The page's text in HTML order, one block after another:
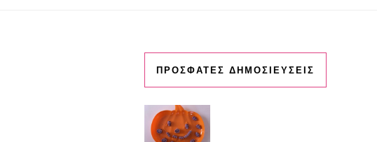
ΠΡΟΣΦΑΤΕΣ ΔΗΜΟΣΙΕΥΣΕΙΣ